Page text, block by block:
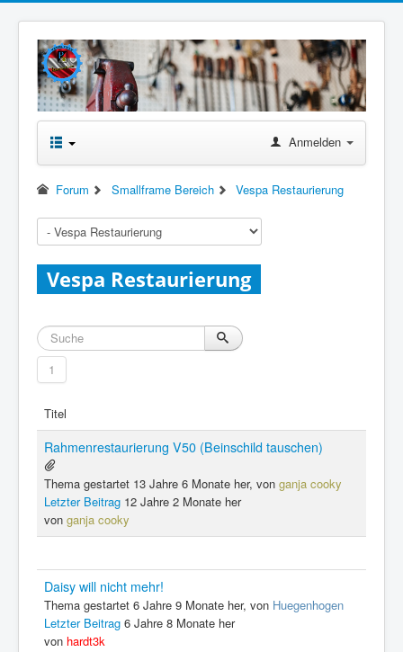
Anmelden
Forum Smallframe Bereich Vespa Restaurierung
Vespa Restaurierung
1
Titel
Rahmenrestaurierung V50 (Beinschild tauschen)
Thema gestartet 13 Jahre 6 Monate her, von ganja cooky
Letzter Beitrag 12 Jahre 2 Monate her
von ganja cooky
Daisy will nicht mehr!
Thema gestartet 6 Jahre 9 Monate her, von Huegenhogen
Letzter Beitrag 6 Jahre 8 Monate her
von hardt3k